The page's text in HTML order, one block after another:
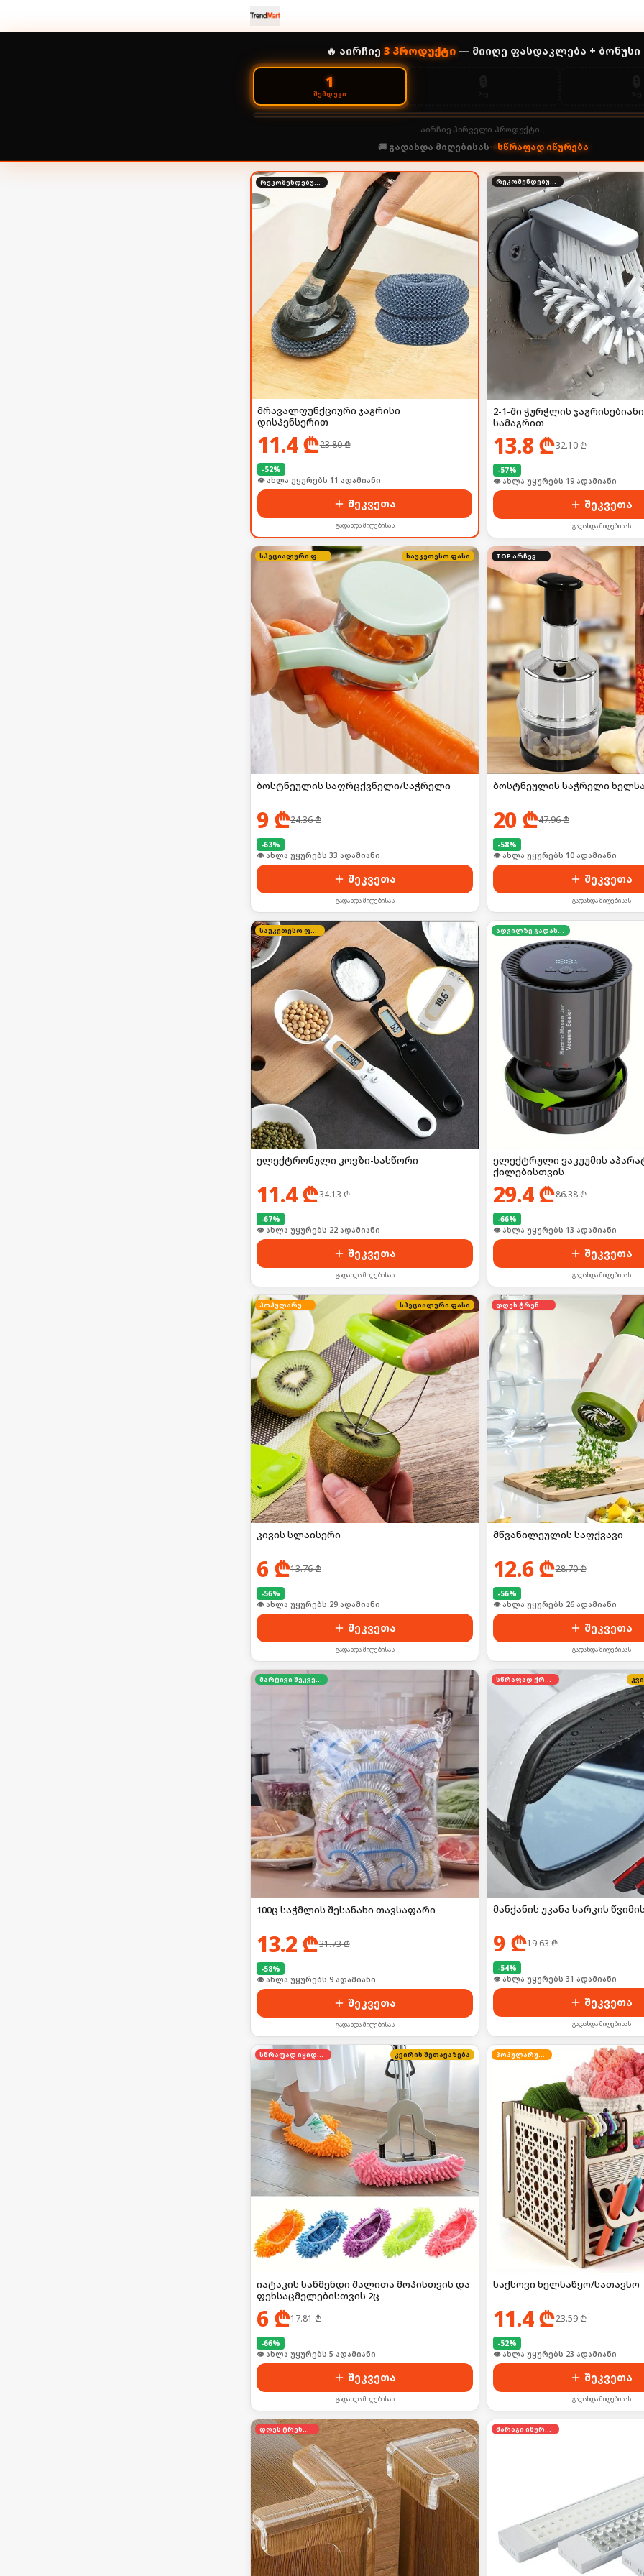
🔥 აირჩიე 3პროდუქტი— მიიღე ფასდაკლება + ბონუსი
1
ᲨᲔᲛᲓᲔᲒᲘ
აირჩიე პირველი პროდუქტი ↓
🚚 გადახდა მიღებისას• სწრაფად იწურება
რეკომენდებული
მრავალფუნქციური ჯაგრისი
დისპენსერით
11.4₾23.80₾
-52%
👁 ახლა უყურებს 11 ადამიანი
შეკვეთა
გადახდა მიღებისას
რეკომენდებული
2-1-ში ჭურჭლის
სამაგრით
13.8₾32.10₾
-57%
👁 ახლა უყურებს 19 ადამიანი
შეკვეთა
გადახდა მიღებისას
სპეციალური ფასი საუკეთესო ფასი
ბოსტნეულის საფრცქვნელი/საჭრელი
9₾24.36₾
-63%
👁 ახლა უყურებს 33 ადამიანი
შეკვეთა
გადახდა მიღებისას
TOP არჩევანი
ბოსტნეულის საჭრელი
20₾47.96₾
-58%
👁 ახლა უყურებს 10 ადამიანი
შეკვეთა
გადახდა მიღებისას
საუკეთესო ფასი
ელექტრონული კოვზი-სასწორი
11.4₾34.13₾
-67%
👁 ახლა უყურებს 22 ადამიანი
შეკვეთა
გადახდა მიღებისას
ადგილზე გადახდა
ელექტრული ვაკუუმის
ქილებისთვის
29.4₾86.38₾
-66%
👁 ახლა უყურებს 13 ადამიანი
შეკვეთა
გადახდა მიღებისას
პოპულარული სპეციალური ფასი
კივის სლაისერი
6₾13.76₾
-56%
👁 ახლა უყურებს 29 ადამიანი
შეკვეთა
გადახდა მიღებისას
დღეს ტრენდში
მწვანილეულის საფქვავი
12.6₾28.70₾
-56%
👁 ახლა უყურებს 26 ადამიანი
შეკვეთა
გადახდა მიღებისას
მარტივი შეკვეთა
100ც საჭმლის შესანახი თავსაფარი
13.2₾31.73₾
-58%
👁 ახლა უყურებს 9 ადამიანი
შეკვეთა
გადახდა მიღებისას
სწრაფად ქრება
მანქანის უკანა სარკის
9₾19.63₾
-54%
👁 ახლა უყურებს 31 ადამიანი
შეკვეთა
გადახდა მიღებისას
სწრაფად იყიდება კვირის შეთავაზება
იატაკის საწმენდი შალითა მოპისთვის და
ფეხსაცმელებისთვის 2ც
6₾17.81₾
-66%
👁 ახლა უყურებს 5 ადამიანი
შეკვეთა
გადახდა მიღებისას
პოპულარული
საქსოვი ხელსაწყო/სათავსო
11.4₾23.59₾
-52%
👁 ახლა უყურებს 23 ადამიანი
შეკვეთა
გადახდა მიღებისას
დღეს ტრენდში მარაგი იწურება